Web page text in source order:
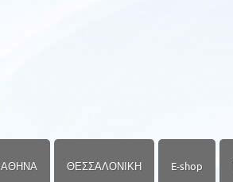
ΑΘΗΝΑ ΘΕΣΣΑΛΟΝΙΚΗ E-shop